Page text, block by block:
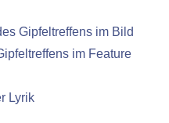
Gipfeltreffens im Bild
im Feature
Lyrik